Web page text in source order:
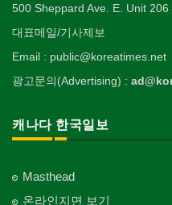
500 Sheppard Ave. E. Unit
대표메일/기사제보
Email : public@koreatimes.net
광고문의(Advertising) :
캐나다 한국일보
Masthead
온라인지면 보기